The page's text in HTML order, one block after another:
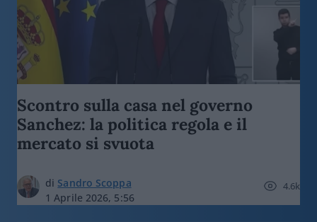
Scontro sulla casa nel governo
Sanchez: la politica regola e il
mercato si svuota
di Sandro Scoppa
1 Aprile 2026, 5:56
4.6k